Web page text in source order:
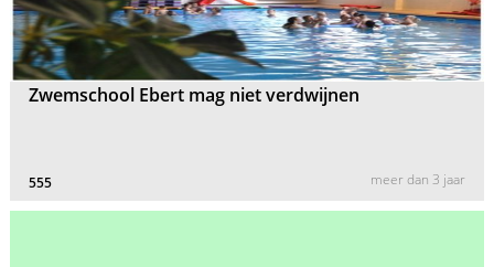
Zwemschool Ebert mag niet verdwijnen
555 meer dan 3 jaar